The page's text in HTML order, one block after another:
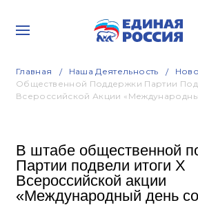
Главная Наша Деятельность
Общественной Поддержки Партии
Всероссийской Акции
В штабе общественной
Партии подвели итоги X
Всероссийской акции
«Международный день